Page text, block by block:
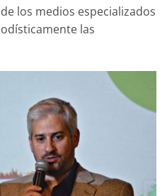
los medios especializados
las